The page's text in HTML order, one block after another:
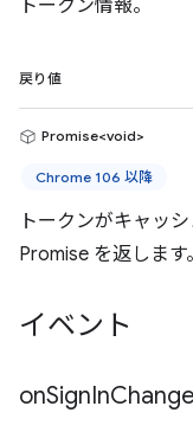
トークン情報。
戻り値
Promise<void>
Chrome 106 以降
トークンがキャッ
Promise を返します。
イベント
onSignIn